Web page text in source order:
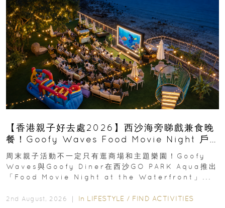
【香港親子好去處2026】西沙海旁睇戲兼食晚
餐！Goofy Waves Food Movie Night 戶
外影院逢週末登場
周末親子活動不一定只有逛商場和主題樂園！Goofy
Waves與Goofy Diner在西沙GO PARK Aqua推出
「Food Movie Night at the Waterfront」...
2nd August, 2026 ｜ In LIFESTYLE / FIND ACTIVITIES